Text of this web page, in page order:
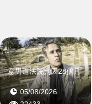
意男遭法院判囚28個月
05/08/2026